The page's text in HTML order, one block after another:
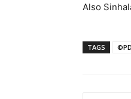
Also
TAGS